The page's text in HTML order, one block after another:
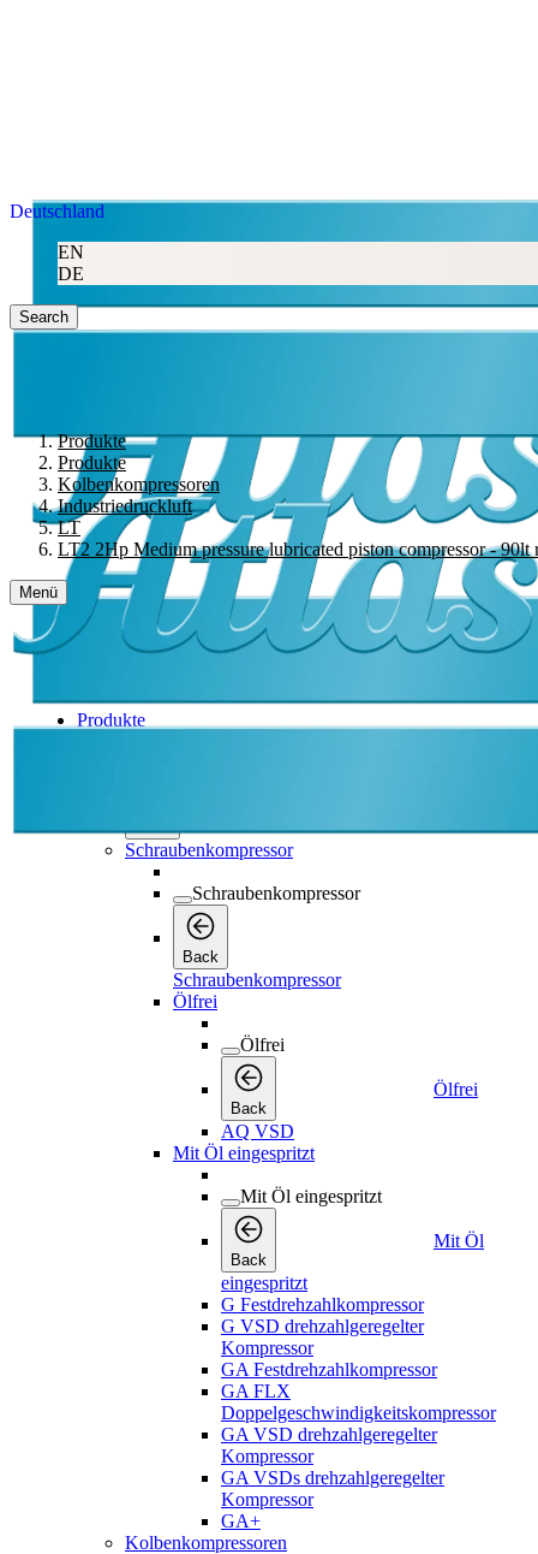
Deutschland
EN
DE
Search
Produkte
Produkte
Kolbenkompressoren
Industriedruckluft
LT
LT2 2Hp Medium pressure lubricated piston compressor - 90lt
Menü
Produkte
Back
Schraubenkompressor
Schraubenkompressor
Back
Schraubenkompressor
Ölfrei
Ölfrei
Back
Ölfrei
AQ VSD
Mit Öl eingespritzt
Mit Öl eingespritzt
Back
Mit Öl
eingespritzt
G Festdrehzahlkompressor
G VSD drehzahlgeregelter
Kompressor
GA Festdrehzahlkompressor
GA FLX
Doppelgeschwindigkeitskompressor
GA VSD drehzahlgeregelter
Kompressor
GA VSDs drehzahlgeregelter
Kompressor
GA+
Kolbenkompressoren